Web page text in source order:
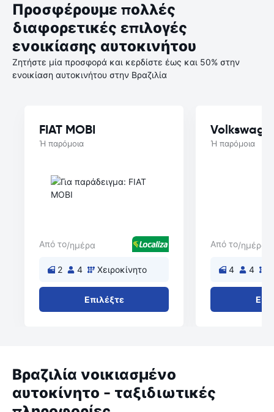
Προσφέρουμε πολλές
διαφορετικές επιλογές
ενοικίασης αυτοκινήτου
Ζητήστε μία προσφορά και κερδίστε έως και 50% στην
ενοικίαση αυτοκινήτου στην Βραζιλία
FIAT MOBI
Ή παρόμοια
Από το/ημέρα
2 4 Χειροκίνητο
Επιλέξτε
Ή παρόμοια
Από το/ημέρα
4 4
Βραζιλία νοικιασμένο
αυτοκίνητο - ταξιδιωτικές